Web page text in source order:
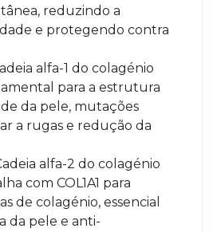
reduzindo a
e protegendo contra
alfa-1 do colagénio
para a estrutura
da pele, mutações
a rugas e redução da
alfa-2 do colagénio
com COL1A1 para
de colagénio, essencial
da pele e anti-